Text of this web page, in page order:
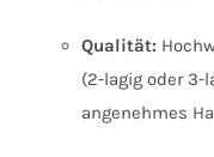
Qualität:
(2-lagig oder 3-
angenehmes